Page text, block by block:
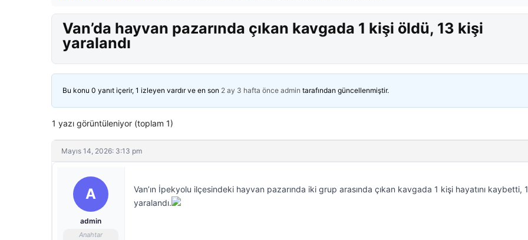
Van’da hayvan pazarında çıkan kavgada 1 kişi öldü, 13 kişi
yaralandı
Bu konu 0 yanıt içerir, 1 izleyen vardır ve en son 2 ay 3 hafta önce admin tarafından güncellenmiştir.
1 yazı görüntüleniyor (toplam 1)
Mayıs 14, 2026: 3:13 pm
A
admin
Anahtar
Van’ın İpekyolu ilçesindeki hayvan pazarında iki grup arasında çıkan kavgada 1 kişi hayatını kaybetti,
yaralandı.